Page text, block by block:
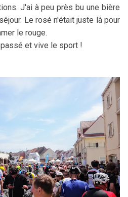
J'ai à peu près bu une bière
Le rosé n'était juste là pour
le rouge.
et vive le sport !